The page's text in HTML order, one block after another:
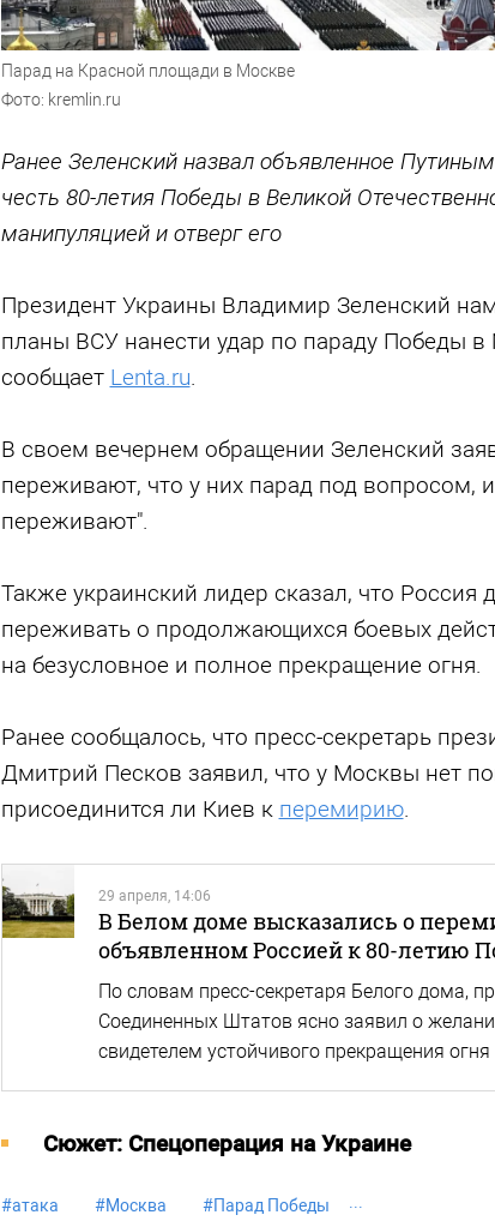
Парад на Красной площади в Москве
Фото: kremlin.ru
Ранее Зеленский назвал объявленное
честь 80-летия Победы в Великой
манипуляцией и отверг его
Президент Украины Владимир Зеленский
планы ВСУ нанести удар по параду Победы
сообщает Lenta.ru.
В своем вечернем обращении Зеленский
переживают, что у них парад под вопросом,
переживают".
Также украинский лидер сказал, что Россия
переживать о продолжающихся боевых
на безусловное и полное прекращение огня.
Ранее сообщалось, что пресс-секретарь
Дмитрий Песков заявил, что у Москвы нет
присоединится ли Киев к перемирию.
29 апреля, 14:06
В Белом доме высказались о
объявленном Россией к 80-летию
По словам пресс-секретаря Белого дома,
Соединенных Штатов ясно заявил о
свидетелем устойчивого прекращения огня
Cюжет: Спецоперация на Украине
#атака #Москва #Парад Победы